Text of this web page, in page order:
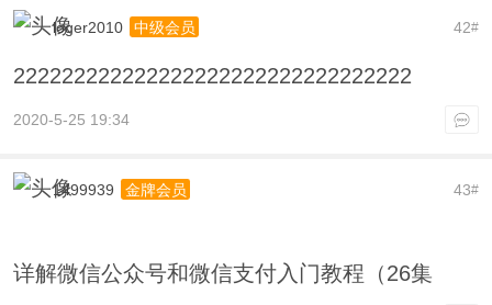
42#
loger2010 中级会员
222222222222222222222222222222222
2020-5-25 19:34
43#
1499939 金牌会员
详解微信公众号和微信支付入门教程（26集